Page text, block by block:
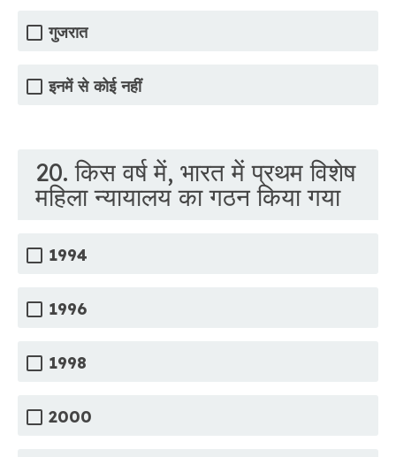
गुजरात
इनमें से कोई नहीं
20. किस वर्ष में, भारत में प्रथम विशेष
महिला न्यायालय का गठन किया गया
1994
1996
1998
2000